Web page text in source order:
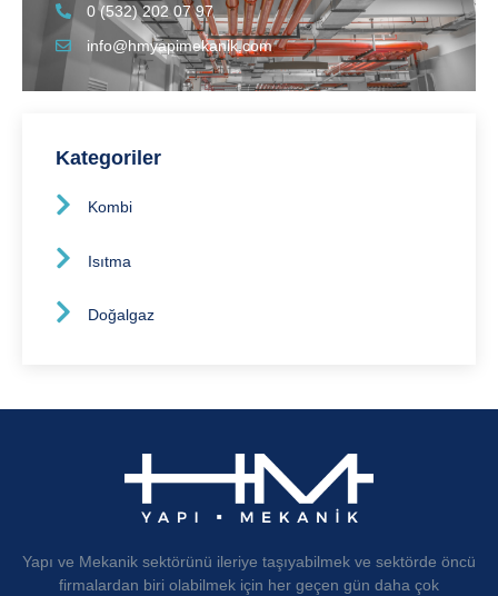
0 (532) 202 07 97
info@hmyapimekanik.com
Kategoriler
Kombi
Isıtma
Doğalgaz
Yapı ve Mekanik sektörünü ileriye taşıyabilmek ve sektörde öncü
firmalardan biri olabilmek için her geçen gün daha çok